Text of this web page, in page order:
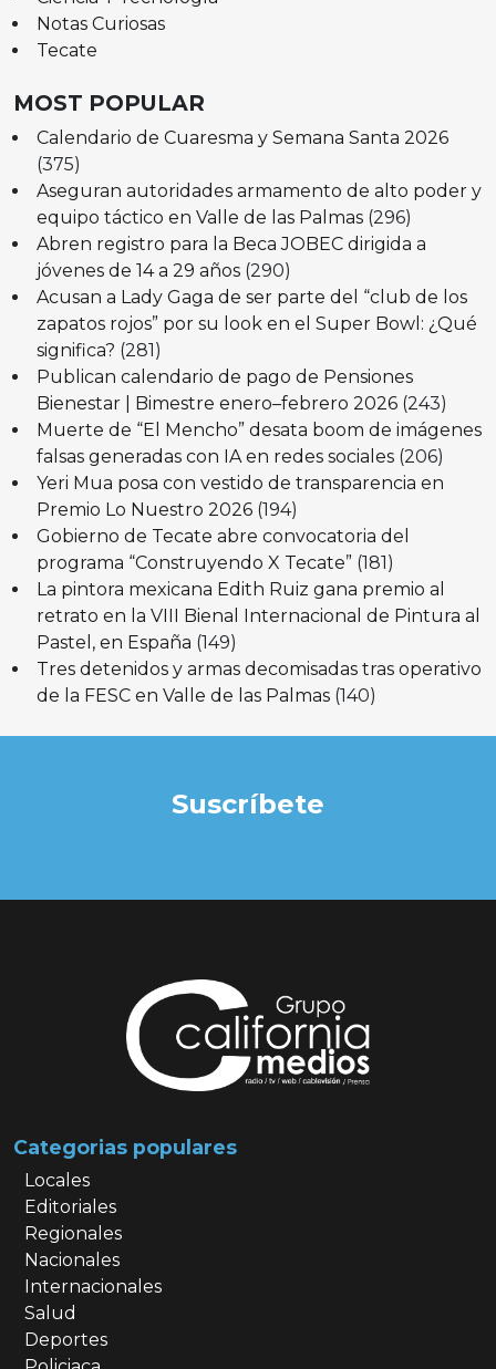
Notas Curiosas
Tecate
MOST POPULAR
Calendario de Cuaresma y Semana Santa 2026
(375)
Aseguran autoridades armamento de alto poder y
equipo táctico en Valle de las Palmas (296)
Abren registro para la Beca JOBEC dirigida a
jóvenes de 14 a 29 años (290)
Acusan a Lady Gaga de ser parte del “club de los
zapatos rojos” por su look en el Super Bowl: ¿Qué
significa? (281)
Publican calendario de pago de Pensiones
Bienestar | Bimestre enero–febrero 2026 (243)
Muerte de “El Mencho” desata boom de imágenes
falsas generadas con IA en redes sociales (206)
Yeri Mua posa con vestido de transparencia en
Premio Lo Nuestro 2026 (194)
Gobierno de Tecate abre convocatoria del
programa “Construyendo X Tecate” (181)
La pintora mexicana Edith Ruiz gana premio al
retrato en la VIII Bienal Internacional de Pintura al
Pastel, en España (149)
Tres detenidos y armas decomisadas tras operativo
de la FESC en Valle de las Palmas (140)
Suscríbete
Categorias populares
Locales
Editoriales
Regionales
Nacionales
Internacionales
Salud
Deportes